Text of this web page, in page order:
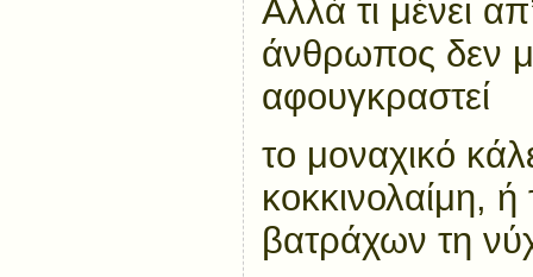
Αλλά τι μένει
άνθρωπος δεν
αφουγκραστεί
το μοναχικό
κοκκινολαίμη, ή
βατράχων τη